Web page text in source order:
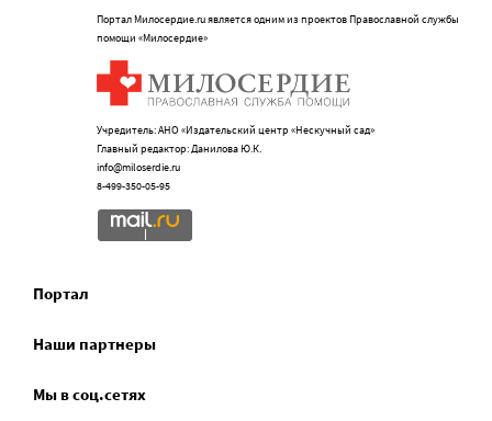
Портал Милосердие.ru является одним из проектов Православной службы
помощи «Милосердие»
Учредитель: АНО «Издательский центр «Нескучный сад»
Главный редактор: Данилова Ю.К.
info@miloserdie.ru
8-499-350-05-95
Портал
Наши партнеры
Мы в соц.сетях